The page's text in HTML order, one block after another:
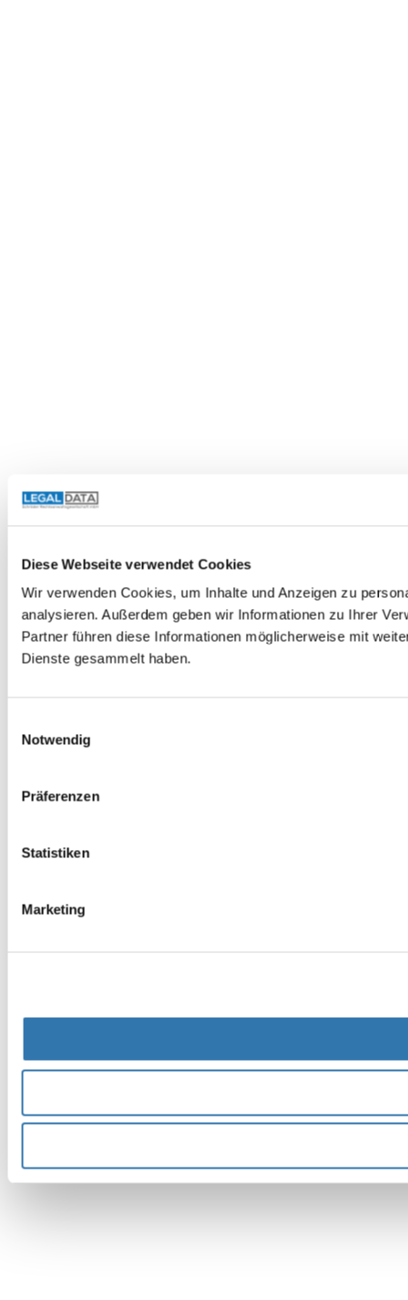
Diese Webseite verwendet Cookies
Wir verwenden Cookies, um Inhalte und Anzeigen zu
analysieren. Außerdem geben wir Informationen zu Ihrer
Partner führen diese Informationen möglicherweise mit
Dienste gesammelt haben.
Notwendig
Präferenzen
Statistiken
Marketing